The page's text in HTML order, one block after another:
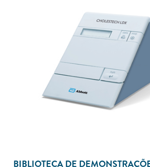
BIBLIOTECA DE